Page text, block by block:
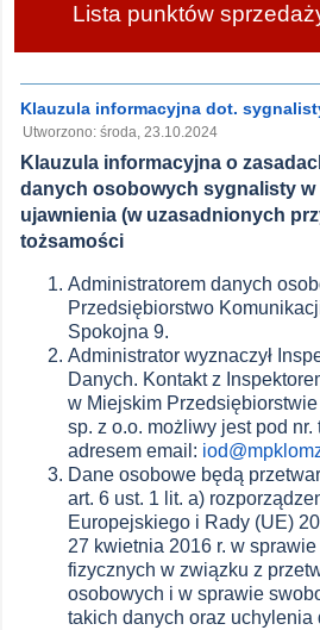
Lista punktów
Klauzula informacyjna dot.
Utworzono: środa, 23.10.2024
Klauzula informacyjna o
danych osobowych sygnalisty w
ujawnienia (w uzasadnionych
tożsamości
Administratorem danych
Przedsiębiorstwo
Spokojna 9.
Administrator wyznaczył
Danych. Kontakt z
w Miejskim
sp. z o.o. możliwy jest pod
adresem email:
Dane osobowe będą
art. 6 ust. 1 lit. a)
Europejskiego i Rady (UE)
27 kwietnia 2016 r. w
fizycznych w związku z
osobowych i w sprawie
takich danych oraz uchylenia